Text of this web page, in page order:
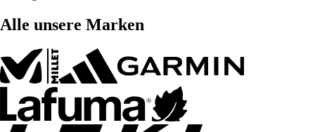
Alle unsere Marken